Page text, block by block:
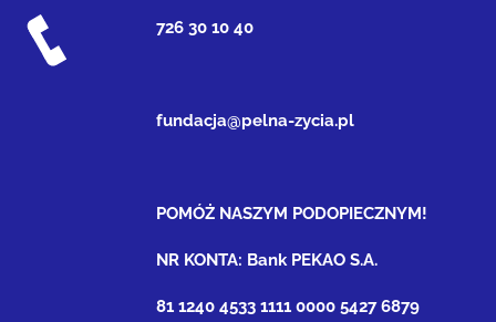
726 30 10 40
fundacja@pelna-zycia.pl
POMÓŻ NASZYM PODOPIECZNYM!
NR KONTA: Bank PEKAO S.A.
81 1240 4533 1111 0000 5427 6879